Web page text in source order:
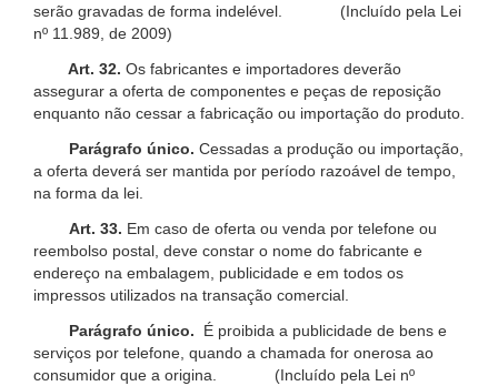
serão gravadas de forma indelével. (Incluído pela Lei
nº 11.989, de 2009)
Art. 32. Os fabricantes e importadores deverão
assegurar a oferta de componentes e peças de reposição
enquanto não cessar a fabricação ou importação do produto.
Parágrafo único. Cessadas a produção ou importação,
a oferta deverá ser mantida por período razoável de tempo,
na forma da lei.
Art. 33. Em caso de oferta ou venda por telefone ou
reembolso postal, deve constar o nome do fabricante e
endereço na embalagem, publicidade e em todos os
impressos utilizados na transação comercial.
Parágrafo único.
É proibida a publicidade de bens e
serviços por telefone, quando a chamada for onerosa ao
consumidor que a origina. (Incluído pela Lei nº